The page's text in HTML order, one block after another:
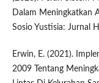
Dalam Meningkatkan
Sosio Yustisia: Jurnal
Erwin, E. (2021).
2009 Tentang